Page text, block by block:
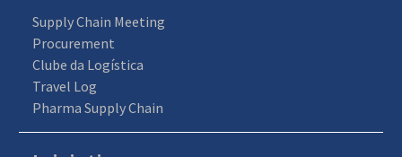
Supply Chain Meeting
Procurement
Clube da Logística
Travel Log
Pharma Supply Chain